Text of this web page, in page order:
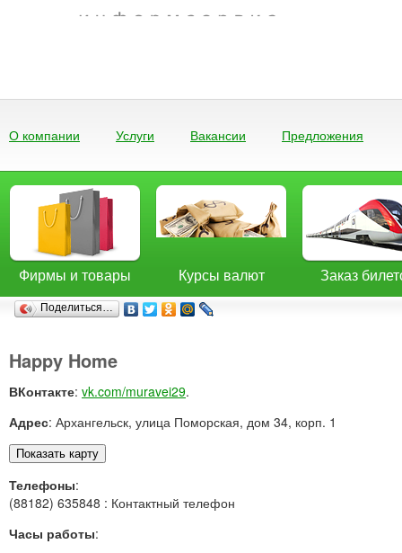
О компании Услуги Вакансии Предложения
Фирмы и товары Курсы валют Заказ
Поделиться…
Happy Home
ВКонтакте: vk.com/muravei29.
Адрес: Архангельск, улица Поморская, дом 34, корп. 1
Телефоны:
(88182) 635848 : Контактный телефон
Часы работы: